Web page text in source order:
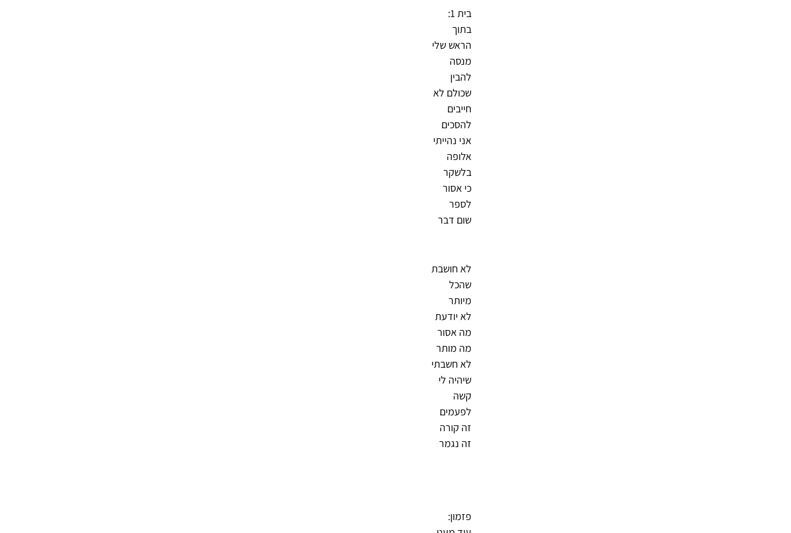
בית 1:
בתוך
הראש שלי
מנסה
להבין
שכולם לא
חייבים
להסכים
אני נהייתי
אלופה
בלשקר
כי אסור
לספר
שום דבר
לא חושבת
שהכל
מיותר
לא יודעת
מה אסור
מה מותר
לא חשבתי
שיהיה לי
קשה
לפעמים
זה קורה
זה נגמר
פזמון: